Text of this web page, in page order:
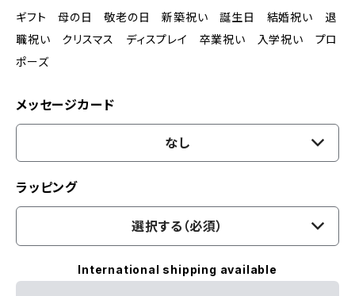
ギフト 母の日 敬老の日 新築祝い 誕生日 結婚祝い 退
職祝い クリスマス ディスプレイ 卒業祝い 入学祝い プロ
ポーズ
メッセージカード
なし
ラッピング
選択する（必須）
International shipping available